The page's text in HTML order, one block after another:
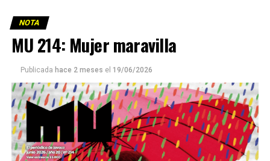
Este número 215 de MU ☝️viene con doble tapa, que
podría ser una frase:
Sin chamuyo, a remarla.
NOTA
MU 214: Mujer maravilla
Publicada hace 2 meses el 19/06/2026